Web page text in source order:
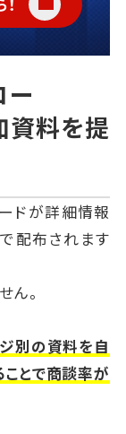
ー
資料を提
ドが詳細情報
配布されます
ん。
別の資料を自
とで商談率が